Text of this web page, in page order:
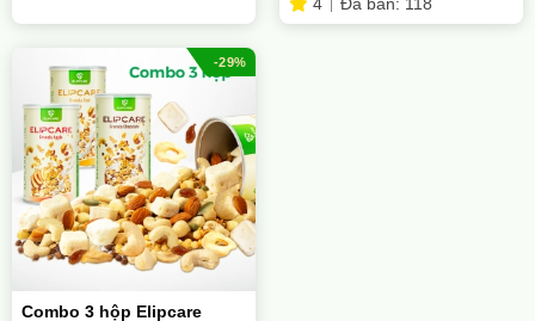
4 Đã bán: 118
-29%
Combo 3 hộp Elipcare